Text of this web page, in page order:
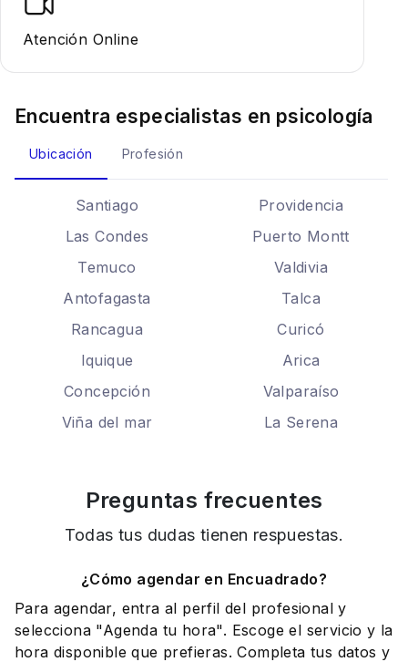
Atención Online
Encuentra especialistas en psicología
Ubicación Profesión
Santiago
Providencia
Las Condes
Puerto Montt
Temuco
Valdivia
Antofagasta
Talca
Rancagua
Curicó
Iquique
Arica
Concepción
Valparaíso
Viña del mar
La Serena
Preguntas frecuentes
Todas tus dudas tienen respuestas.
¿Cómo agendar en Encuadrado?
Para agendar, entra al perfil del profesional y
selecciona "Agenda tu hora". Escoge el servicio y la
hora disponible que prefieras. Completa tus datos y